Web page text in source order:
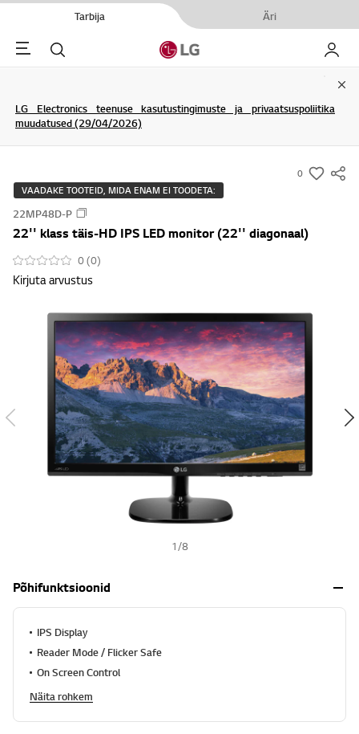
Tarbija Äri
Menu Otsi Minu
LG Electronics teenuse kasutustingimuste ja privaatsuspoliitika
muudatused (29/04/2026)
0
s
VAADAKE TOOTEID, MIDA ENAM EI TOODETA:
22MP48D-P
22'' klass täis-HD IPS LED monitor (22'' diagonaal)
0 (0)
Kirjuta arvustus
1/8
Põhifunktsioonid
IPS Display
Reader Mode / Flicker Safe
On Screen Control
Näita rohkem